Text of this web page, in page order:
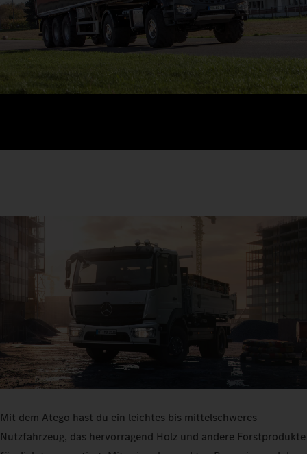
Mit dem Atego hast du ein leichtes bis mittelschweres
Nutzfahrzeug, das hervorragend Holz und andere Forstprodukte